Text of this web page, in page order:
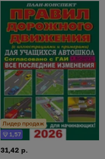
Лидер продаж
Бонус
1,57
План-конспект правил
Цена:
31,42 р.